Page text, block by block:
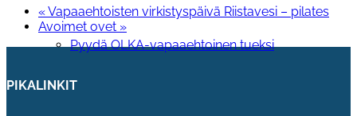
Pyydä OLKA-vapaaehtoinen tueksi
«Vapaaehtoisten virkistyspäivä Riistavesi – pilates
Avoimet ovet »
PIKALINKIT